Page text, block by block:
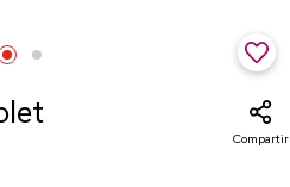
Compartir